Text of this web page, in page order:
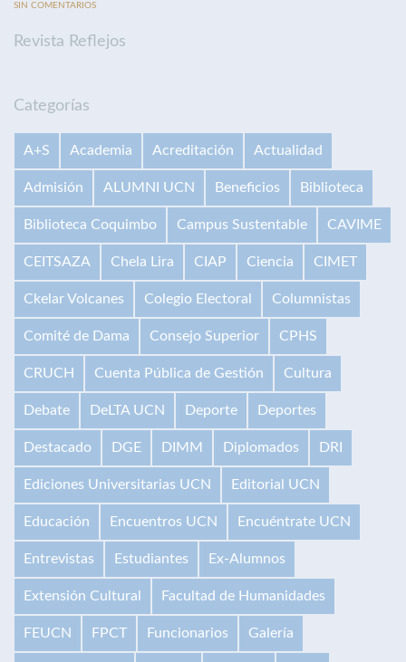
SIN COMENTARIOS
Revista Reflejos
Categorías
A+S Academia Acreditación Actualidad
Admisión ALUMNI UCN Beneficios Biblioteca
Biblioteca Coquimbo Campus Sustentable CAVIME
CEITSAZA Chela Lira CIAP Ciencia CIMET
Ckelar Volcanes Colegio Electoral Columnistas
Comité de Dama Consejo Superior CPHS
CRUCH Cuenta Pública de Gestión Cultura
Debate DeLTA UCN Deporte Deportes
Destacado DGE DIMM Diplomados DRI
Ediciones Universitarias UCN Editorial UCN
Educación Encuentros UCN Encuéntrate UCN
Entrevistas Estudiantes Ex-Alumnos
Extensión Cultural Facultad de Humanidades
FEUCN FPCT Funcionarios Galería